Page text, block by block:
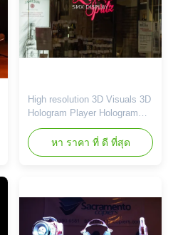
Plug it in and ...
High resolution 3D Visuals 3D
Hologram Player Hologram
Player 3D Hologram Player,
3D Hologram solution for
brands and retailers. High
the holograms. Floating in the
air effect.--Convenient content
หา ราคา ที่ ดี ที่สุด